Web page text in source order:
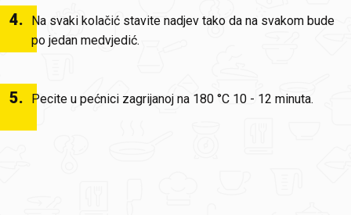
4.
Na svaki kolačić stavite nadjev tako da na svakom bude
po jedan medvjedić.
5. Pecite u pećnici zagrijanoj na 180 °C 10 - 12 minuta.